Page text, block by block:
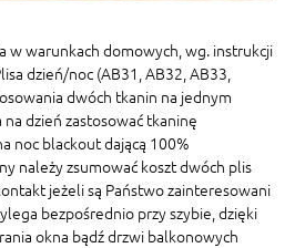
w warunkach domowych, wg. instrukcji
dzień/noc (AB31, AB32, AB33,
dwóch tkanin na jednym
dzień zastosować tkaninę
noc blackout dającą 100%
należy zsumować koszt dwóch plis
jeżeli są Państwo zainteresowani
bezpośrednio przy szybie, dzięki
okna bądź drzwi balkonowych